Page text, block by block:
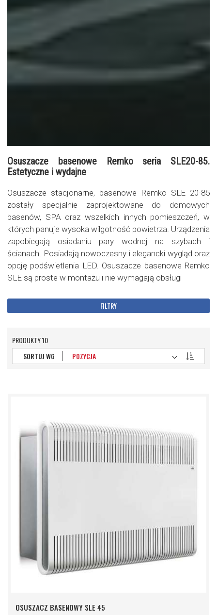
Osuszacze basenowe Remko seria SLE20-85.
Estetyczne i wydajne
Osuszacze stacjonarne, basenowe Remko SLE 20-85
zostały specjalnie zaprojektowane do domowych
basenów, SPA oraz wszelkich innych pomieszczeń, w
których panuje wysoka wilgotność powietrza. Urządzenia
zapobiegają osiadaniu pary wodnej na szybach i
ścianach. Posiadają nowoczesny i elegancki wygląd oraz
opcję podświetlenia LED. Osuszacze basenowe Remko
SLE są proste w montażu i nie wymagają obsługi
PRODUKTY10
SORTUJ WG
kierunek
OSUSZACZ BASENOWY SLE 45
FILTRY